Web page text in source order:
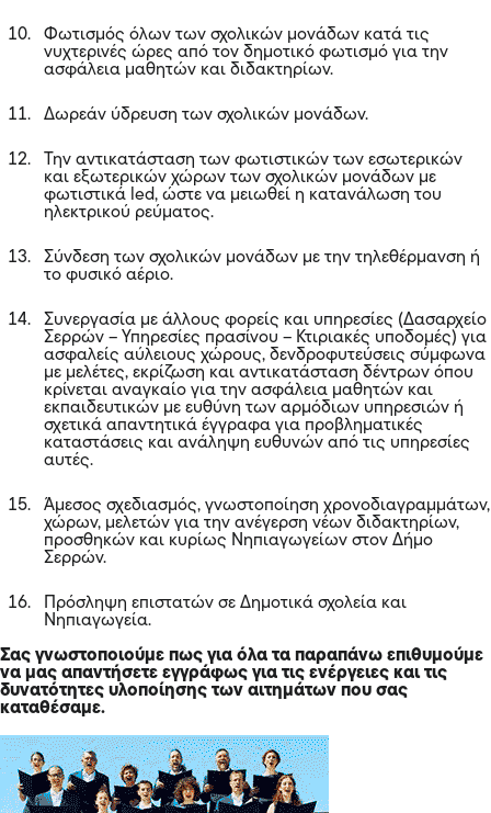
Φωτισμός όλων των σχολικών μονάδων κατά τις
νυχτερινές ώρες από τον δημοτικό φωτισμό για την
ασφάλεια μαθητών και διδακτηρίων.
Δωρεάν ύδρευση των σχολικών μονάδων.
Την αντικατάσταση των φωτιστικών των εσωτερικών
και εξωτερικών χώρων των σχολικών μονάδων με
φωτιστικά led, ώστε να μειωθεί η κατανάλωση του
ηλεκτρικού ρεύματος.
Σύνδεση των σχολικών μονάδων με την τηλεθέρμανση ή
το φυσικό αέριο.
Συνεργασία με άλλους φορείς και υπηρεσίες (Δασαρχείο
Σερρών – Υπηρεσίες πρασίνου – Κτιριακές υποδομές) για
ασφαλείς αύλειους χώρους, δενδροφυτεύσεις σύμφωνα
με μελέτες, εκρίζωση και αντικατάσταση δέντρων όπου
κρίνεται αναγκαίο για την ασφάλεια μαθητών και
εκπαιδευτικών με ευθύνη των αρμόδιων υπηρεσιών ή
σχετικά απαντητικά έγγραφα για προβληματικές
καταστάσεις και ανάληψη ευθυνών από τις υπηρεσίες
αυτές.
Άμεσος σχεδιασμός, γνωστοποίηση χρονοδιαγραμμάτων,
χώρων, μελετών για την ανέγερση νέων διδακτηρίων,
προσθηκών και κυρίως Νηπιαγωγείων στον Δήμο
Σερρών.
Πρόσληψη επιστατών σε Δημοτικά σχολεία και
Νηπιαγωγεία.
Σας γνωστοποιούμε πως για όλα τα παραπάνω επιθυμούμε
να μας απαντήσετε εγγράφως για τις ενέργειες και τις
δυνατότητες υλοποίησης των αιτημάτων που σας
καταθέσαμε.